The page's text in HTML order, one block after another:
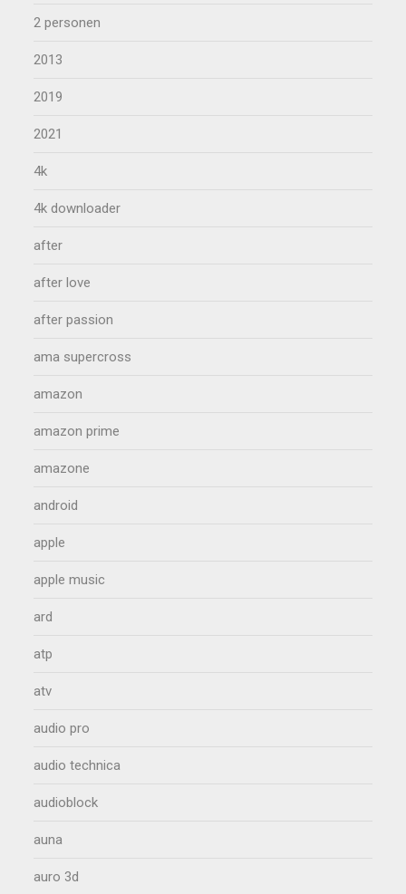
2 personen
2013
2019
2021
4k
4k downloader
after
after love
after passion
ama supercross
amazon
amazon prime
amazone
android
apple
apple music
ard
atp
atv
audio pro
audio technica
audioblock
auna
auro 3d